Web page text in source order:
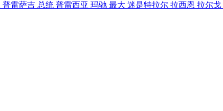
普雷萨吉 总统 普雷西亚 玛驰 最大 迷是特拉尔 拉西恩 拉尔戈